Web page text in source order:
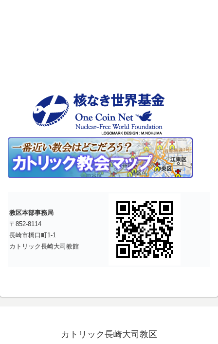
教区本部事務局
〒852-8114
長崎市橋口町1-1
カトリック長崎大司教館
カトリック長崎大司教区